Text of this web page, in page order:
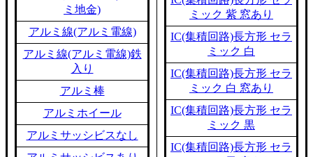
ミ地金)
アルミ線(アルミ電線)
アルミ線(アルミ電線)鉄
入り
アルミ棒
アルミホイール
アルミサッシビスなし
ミック 紫 窓あり
IC(集積回路)長方形 セラ
ミック 白
IC(集積回路)長方形 セラ
ミック 白 窓あり
IC(集積回路)長方形 セラ
ミック 黒
IC(集積回路)長方形 セラ